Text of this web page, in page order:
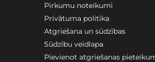
Pirkumu noteikumi
Privātuma politika
Atgriešana un sūdzības
Sūdzību veidlapa
Pievienot atgriešanas